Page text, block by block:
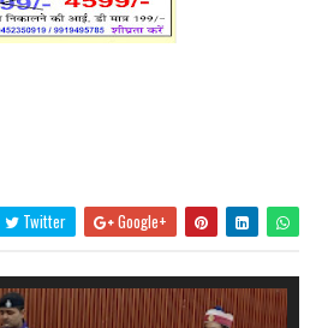
Twitter Google+